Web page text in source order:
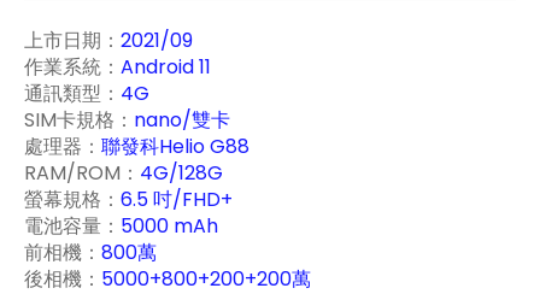
上市日期： 2021/09
作業系統： Android 11
通訊類型： 4G
SIM卡規格： nano/雙卡
處理器： 聯發科Helio G88
RAM/ROM： 4G/128G
螢幕規格： 6.5 吋/FHD+
電池容量： 5000 mAh
前相機： 800萬
後相機： 5000+800+200+200萬